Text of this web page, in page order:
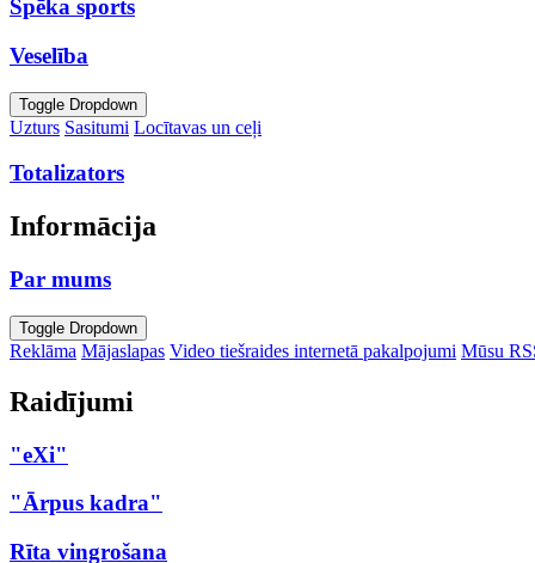
Spēka sports
Veselība
Toggle Dropdown
Uzturs Sasitumi Locītavas un ceļi
Totalizators
Informācija
Par mums
Toggle Dropdown
Reklāma Mājaslapas Video tiešraides internetā pakalpojumi Mūsu
Raidījumi
"eXi"
"Ārpus kadra"
Rīta vingrošana